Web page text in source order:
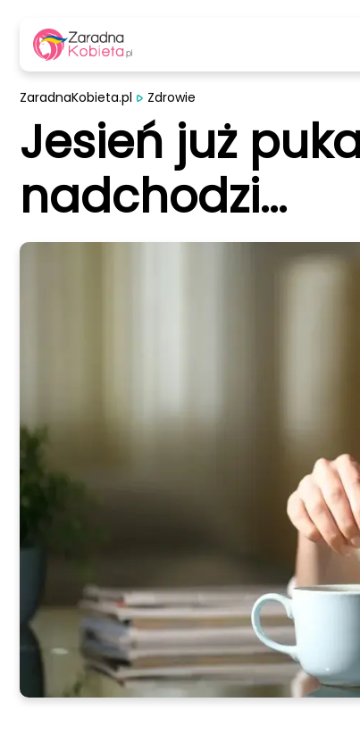
ZaradnaKobieta.pl Zdrowie
Jesień już
nadchodzi...